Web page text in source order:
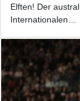
Elften! Der
Internationalen…